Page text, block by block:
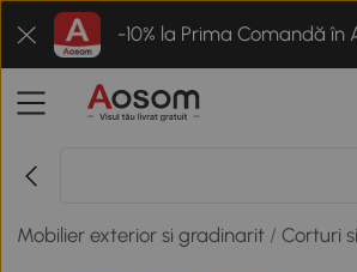
-10% la Prima Comandă în
Mobilier exterior si gradinarit /Corturi